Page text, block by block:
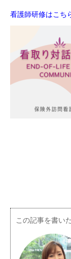
看護師研修はこち
この記事を書い